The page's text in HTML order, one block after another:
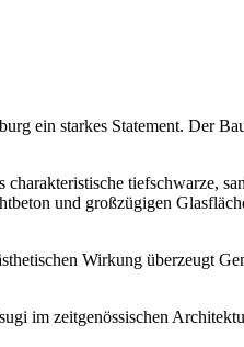
ein starkes Statement. Der
tiefschwarze,
und großzügigen
Wirkung überzeugt
im zeitgenössischen